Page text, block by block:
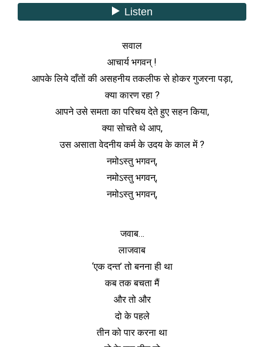
सवाल
आचार्य भगवन् !
आपके लिये दाँतों की असहनीय तकलीफ से होकर गुजरना पड़ा,
क्या कारण रहा ?
आपने उसे समता का परिचय देते हुए सहन किया,
क्या सोचते थे आप,
उस असाता वेदनीय कर्म के उदय के काल में ?
नमोऽस्तु भगवन्,
नमोऽस्तु भगवन्,
नमोऽस्तु भगवन्,
जवाब…
लाजवाब
‘एक दन्त’ तो बनना ही था
कब तक बचता मैं
और तो और
दो के पहले
तीन को पार करना था